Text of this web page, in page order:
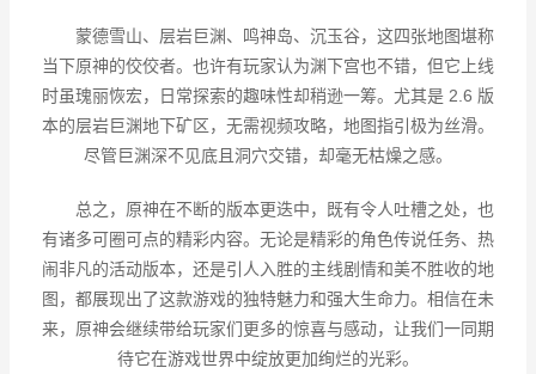
蒙德雪山、层岩巨渊、鸣神岛、沉玉谷，这四张地图堪称
当下原神的佼佼者。也许有玩家认为渊下宫也不错，但它上线
时虽瑰丽恢宏，日常探索的趣味性却稍逊一筹。尤其是 2.6 版
本的层岩巨渊地下矿区，无需视频攻略，地图指引极为丝滑。
尽管巨渊深不见底且洞穴交错，却毫无枯燥之感。
总之，原神在不断的版本更迭中，既有令人吐槽之处，也
有诸多可圈可点的精彩内容。无论是精彩的角色传说任务、热
闹非凡的活动版本，还是引人入胜的主线剧情和美不胜收的地
图，都展现出了这款游戏的独特魅力和强大生命力。相信在未
来，原神会继续带给玩家们更多的惊喜与感动，让我们一同期
待它在游戏世界中绽放更加绚烂的光彩。